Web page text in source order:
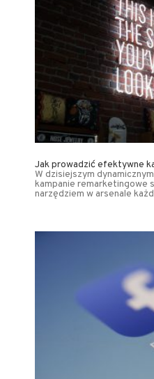
Jak prowadzić efektywne
W dzisiejszym
kampanie remarketingowe
narzędziem w arsenale